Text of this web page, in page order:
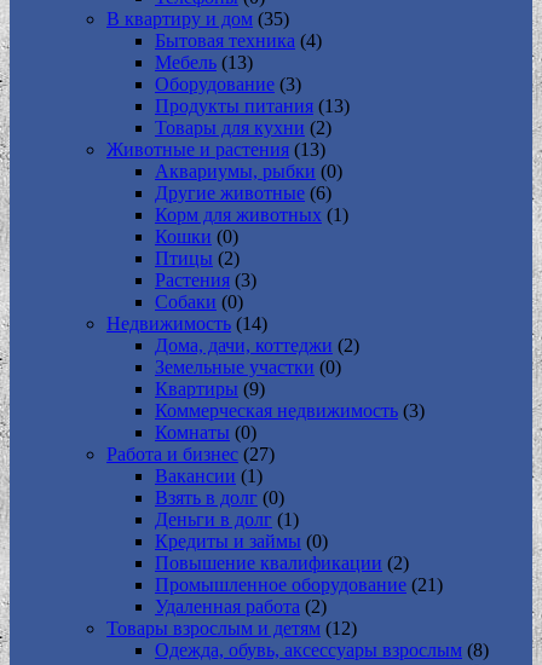
В квартиру и дом (35)
Бытовая техника (4)
Мебель (13)
Оборудование (3)
Продукты питания (13)
Товары для кухни (2)
Животные и растения (13)
Аквариумы, рыбки (0)
Другие животные (6)
Корм для животных (1)
Кошки (0)
Птицы (2)
Растения (3)
Собаки (0)
Недвижимость (14)
Дома, дачи, коттеджи (2)
Земельные участки (0)
Квартиры (9)
Коммерческая недвижимость (3)
Комнаты (0)
Работа и бизнес (27)
Вакансии (1)
Взять в долг (0)
Деньги в долг (1)
Кредиты и займы (0)
Повышение квалификации (2)
Промышленное оборудование (21)
Удаленная работа (2)
Товары взрослым и детям (12)
Одежда, обувь, аксессуары взрослым (8)